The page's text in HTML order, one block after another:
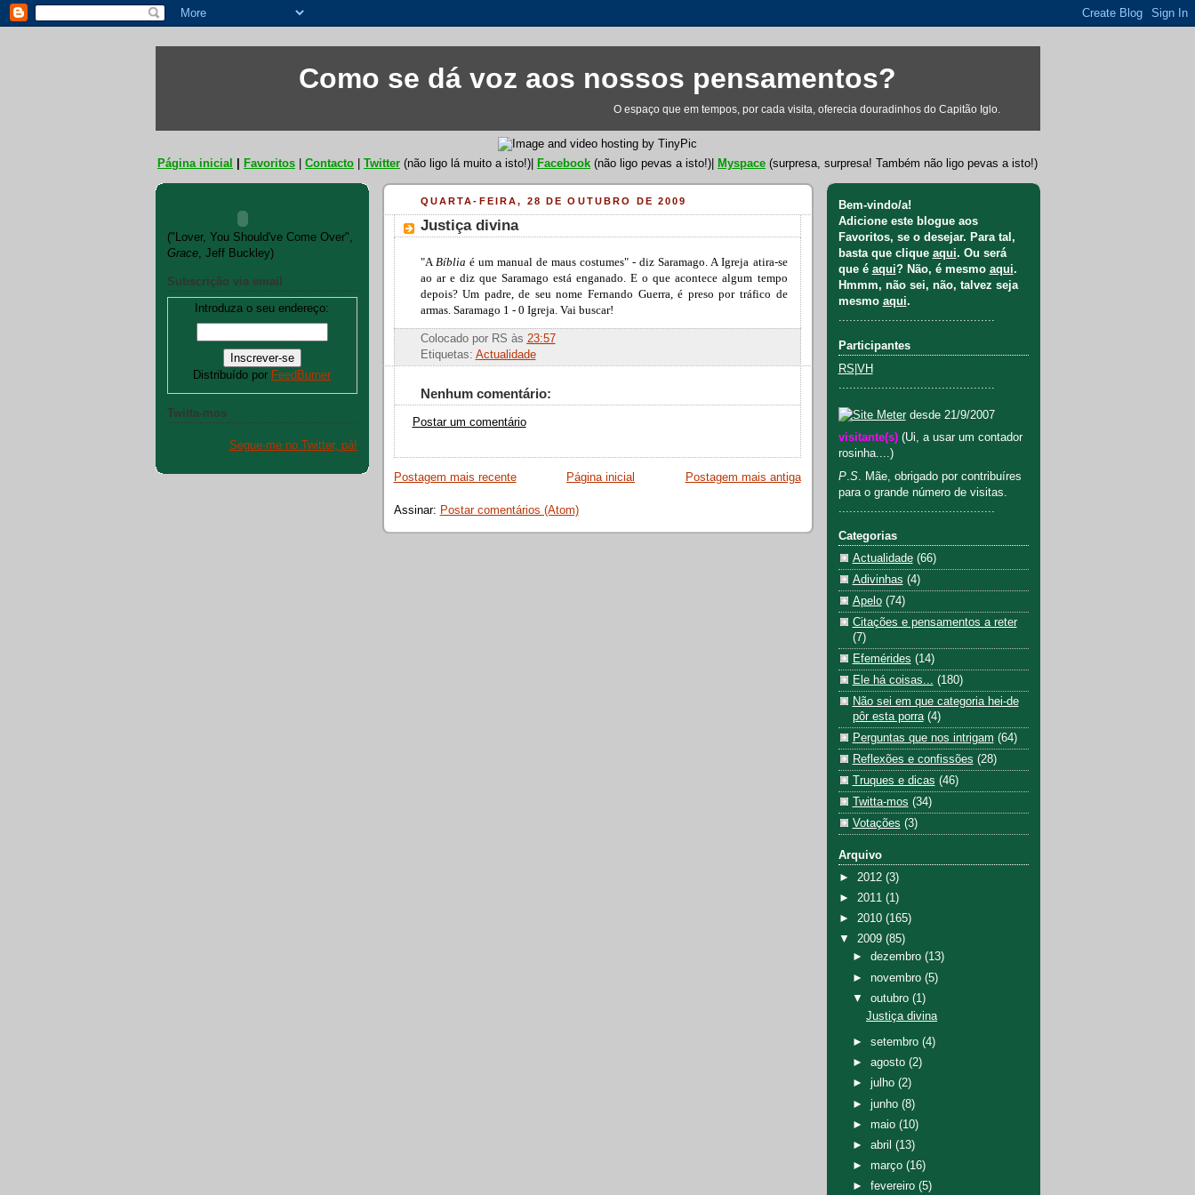
Como se dá voz aos nossos pensamentos?
O espaço que em tempos, por cada visita, oferecia douradinhos do Capitão Iglo.
Página inicial Favoritos Contacto Twitter (não ligo lá muito a isto!)| Facebook (não ligo pevas a isto!)| Myspace (surpresa, surpresa! Também não ligo pevas a isto!)
("Lover, You Should've Come Over",
Grace, Jeff Buckley)
Subscrição via email
Introduza o seu endereço:
Distribuído por FeedBurner
Twitta-mos
Segue-me no Twitter, pá!
QUARTA-FEIRA, 28 DE OUTUBRO DE 2009
Justiça divina
"ABíblia é um manual de maus costumes" - diz Saramago. A Igreja atira-se
ao ar e diz que Saramago está enganado. E o que acontece algum tempo
depois? Um padre, de seu nome Fernando Guerra, é preso por tráfico de
armas. Saramago 1 - 0 Igreja. Vai buscar!
Colocado por RS às 23:57
Etiquetas: Actualidade
Nenhum comentário:
Postar um comentário
Postagem mais recente Postagem mais antiga
Página inicial
Assinar: Postar comentários (Atom)
Bem-vindo/a!
Adicione este blogue aos
Favoritos, se o desejar. Para tal,
basta que clique aqui. Ou será
que é aqui? Não, é mesmo aqui.
Hmmm, não sei, não, talvez seja
mesmo aqui.
............................................
Participantes
RS VH
............................................
desde 21/9/2007
visitante(s) (Ui, a usar um contador
rosinha....)
P. S. Mãe, obrigado por contribuíres
para o grande número de visitas.
Categorias
Actualidade (66)
Adivinhas (4)
Apelo (74)
Citações e pensamentos a reter
(7)
Efemérides (14)
Ele há coisas... (180)
Não sei em que categoria hei-de
pôr esta porra (4)
Perguntas que nos intrigam (64)
Reflexões e confissões (28)
Truques e dicas (46)
Twitta-mos (34)
Votações (3)
Arquivo
► 2012 (3)
► 2011 (1)
► 2010 (165)
▼ 2009 (85)
► dezembro (13)
► novembro (5)
▼ outubro (1)
Justiça divina
► setembro (4)
► agosto (2)
► julho (2)
► junho (8)
► maio (10)
► abril (13)
► março (16)
► fevereiro (5)